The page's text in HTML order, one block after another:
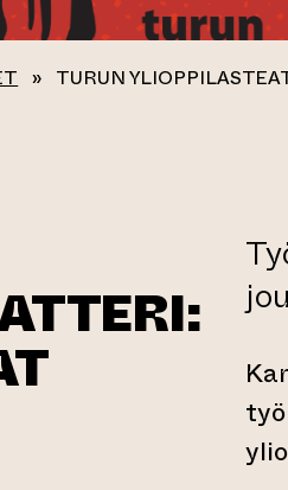
» TURUN